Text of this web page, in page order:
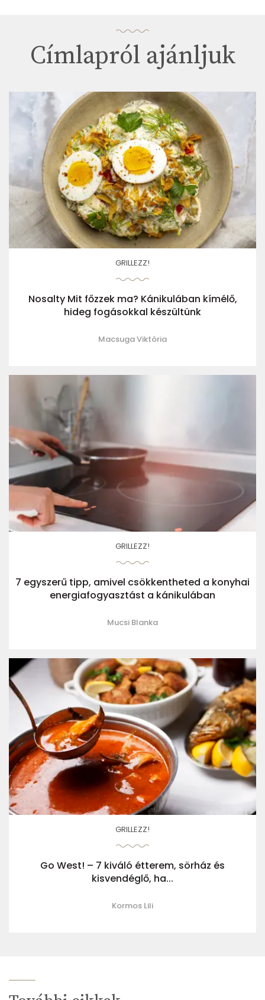
Címlapról ajánljuk
GRILLEZZ!
Nosalty Mit főzzek ma? Kánikulában kímélő,
hideg fogásokkal készültünk
Macsuga Viktória
GRILLEZZ!
7 egyszerű tipp, amivel csökkentheted a konyhai
energiafogyasztást a kánikulában
Mucsi Blanka
GRILLEZZ!
Go West! – 7 kiváló étterem, sörház és
kisvendéglő, ha...
Kormos Lili